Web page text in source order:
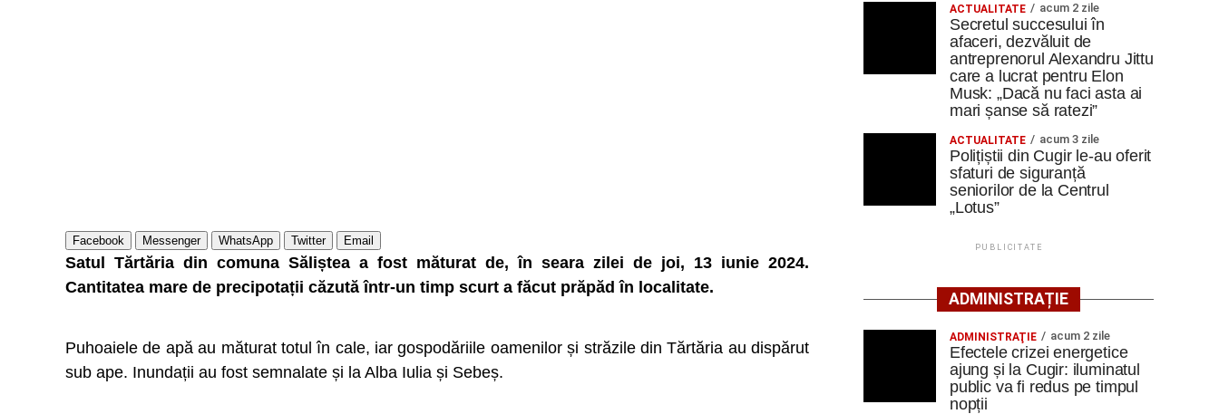
Facebook Messenger WhatsApp Twitter Email
Satul Tărtăria din comuna Săliștea a fost măturat de, în seara zilei de joi, 13 iunie 2024.
Cantitatea mare de precipotații căzută într-un timp scurt a făcut prăpăd în localitate.
Puhoaiele de apă au măturat totul în cale, iar gospodăriile oamenilor și străzile din Tărtăria au dispărut
sub ape. Inundații au fost semnalate și la Alba Iulia și Sebeș.
ACTUALITATE acum 2 zile
Secretul succesului în
afaceri, dezvăluit de
antreprenorul Alexandru Jittu
care a lucrat pentru Elon
Musk: „Dacă nu faci asta ai
mari șanse să ratezi”
ACTUALITATE acum 3 zile
Polițiștii din Cugir le-au oferit
sfaturi de siguranță
seniorilor de la Centrul
„Lotus”
PUBLICITATE
ADMINISTRAȚIE
ADMINISTRAŢIE acum 2 zile
Efectele crizei energetice
ajung și la Cugir: iluminatul
public va fi redus pe timpul
nopții